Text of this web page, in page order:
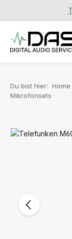
Zum Hauptinhalt
Du bist hier: Home
Mikrofonsets
Bildergalerie